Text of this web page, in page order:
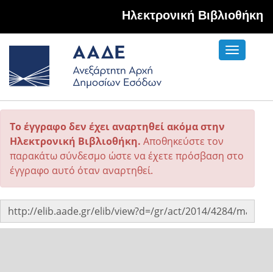
Hλεκτρονική Βιβλιοθήκη
Toggle
Το έγγραφο δεν έχει αναρτηθεί ακόμα στην
Ηλεκτρονική Βιβλιοθήκη. Αποθηκεύστε τον
παρακάτω σύνδεσμο ώστε να έχετε πρόσβαση στο
έγγραφο αυτό όταν αναρτηθεί.